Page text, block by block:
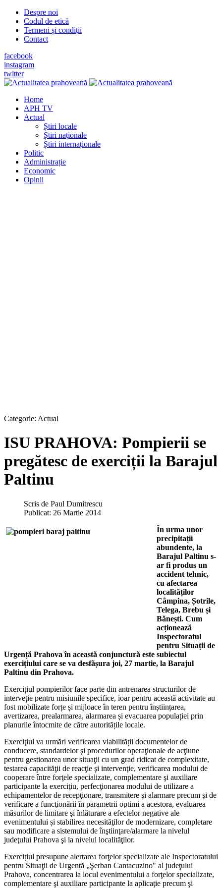
Despre noi
Codul de etică
Termeni și condiții
Contact
facebook
instagram
twitter
Home
APH TV
Actual
Știri locale
Știri naționale
Știri internaționale
Politic
Administrație
Economic
Opinii
Categorie: Actual
ISU PRAHOVA: Pompierii se
pregătesc de exerciții la Barajul
Paltinu
Scris de Paul Dumitrescu
Publicat: 26 Martie 2014
În urma unor
precipitații
abundente, la
Barajul Paltinu s-
ar fi produs un
accident tehnic,
cu afectarea
localităților
Câmpina, Șotrile,
Telega, Brebu și
Bănești. Cum
acționează
Inspectoratul
pentru Situații de
Urgență Prahova în această conjunctură este subiectul
exercițiului care se va desfășura joi, 27 martie, la Barajul
Paltinu din Prahova.
Exercițiul pompierilor face parte din antrenarea structurilor de
interveție pentru misiunile specifice, ioar pentru această activitate au
fost mobilizate forțe și mijloace în teren pentru înștiințarea,
avertizarea, prealarmarea, alarmarea și evacuarea populației prin
planurile întocmite de către autoritățile locale.
Exerciţiul va urmări verificarea viabilității documentelor de
conducere, standardelor şi procedurilor operaţionale de acţiune
pentru gestionarea unor situaţii cu un grad ridicat de complexitate,
testarea capacităţii de reacţie şi intervenţie, verificarea modului de
cooperare între forţele specializate, complementare şi auxiliare
participante la exerciţiu, perfecţionarea modului de utilizare a
echipamentelor de recepţionare, transmitere şi alarmare precum şi de
verificare a funcţionării în parametrii optimi a acestora, evaluarea
măsurilor de limitare şi înlăturare a efectelor negative ale
evenimentului și stabilirea necesităţilor de modernizare, completare
sau modificare a sistemului de înştiinţare/alarmare la nivelul
judeţului Prahova şi la nivelul localităţilor.
Exercițiul presupune alertarea forţelor specializate ale Inspectoratului
pentru Situaţii de Urgență „Şerban Cantacuzino" al judeţului
Prahova, concentrarea la locul evenimentului a forţelor specializate,
complementare şi auxiliare participante la aplicaţie precum şi